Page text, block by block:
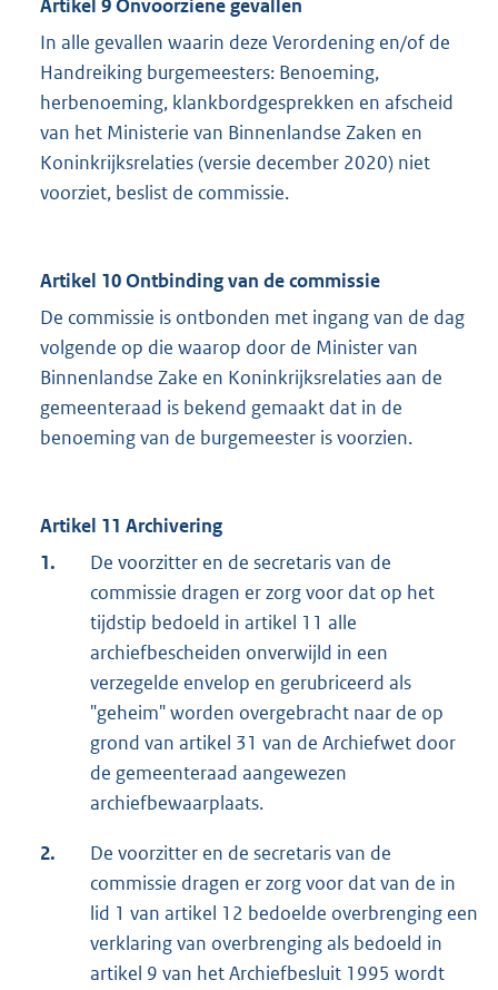
Artikel 9 Onvoorziene gevallen
In alle gevallen waarin deze Verordening en/of de
Handreiking burgemeesters: Benoeming,
herbenoeming, klankbordgesprekken en afscheid
van het Ministerie van Binnenlandse Zaken en
Koninkrijksrelaties (versie december 2020) niet
voorziet, beslist de commissie.
Artikel 10 Ontbinding van de commissie
De commissie is ontbonden met ingang van de dag
volgende op die waarop door de Minister van
Binnenlandse Zake en Koninkrijksrelaties aan de
gemeenteraad is bekend gemaakt dat in de
benoeming van de burgemeester is voorzien.
Artikel 11 Archivering
1.
De voorzitter en de secretaris van de
commissie dragen er zorg voor dat op het
tijdstip bedoeld in artikel 11 alle
archiefbescheiden onverwijld in een
verzegelde envelop en gerubriceerd als
"geheim" worden overgebracht naar de op
grond van artikel 31 van de Archiefwet door
de gemeenteraad aangewezen
archiefbewaarplaats.
2.
De voorzitter en de secretaris van de
commissie dragen er zorg voor dat van de in
lid 1 van artikel 12 bedoelde overbrenging een
verklaring van overbrenging als bedoeld in
artikel 9 van het Archiefbesluit 1995 wordt